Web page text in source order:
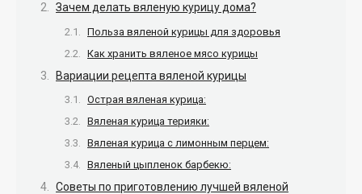
Зачем делать вяленую курицу дома?
Польза вяленой курицы для здоровья
Как хранить вяленое мясо курицы
Вариации рецепта вяленой курицы
Острая вяленая курица:
Вяленая курица терияки:
Вяленая курица с лимонным перцем:
Вяленый цыпленок барбекю:
Советы по приготовлению лучшей вяленой